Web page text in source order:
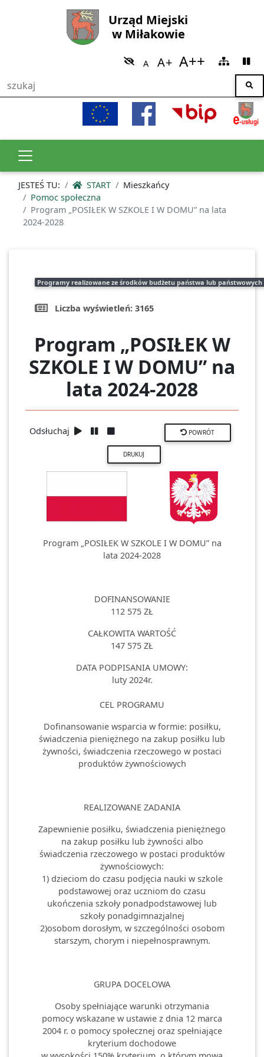
Urząd Miejski
w Miłakowie
JESTEŚ TU: START
Mieszkańcy
Pomoc społeczna
Program „POSIŁEK W SZKOLE I W DOMU” na lata
2024-2028
Programy realizowane ze środków budżetu państwa lub państwowych
Liczba wyświetleń: 3165
Program „POSIŁEK W
SZKOLE I W DOMU” na
lata 2024-2028
Odsłuchaj POWRÓT
Program „POSIŁEK W SZKOLE I W DOMU” na
lata 2024-2028
DOFINANSOWANIE
112 575 ZŁ
CAŁKOWITA WARTOŚĆ
147 575 ZŁ
DATA PODPISANIA UMOWY:
luty 2024r.
CEL PROGRAMU
Dofinansowanie wsparcia w formie: posiłku,
świadczenia pieniężnego na zakup posiłku lub
żywności, świadczenia rzeczowego w postaci
produktów żywnościowych
REALIZOWANE ZADANIA
Zapewnienie posiłku, świadczenia pieniężnego
na zakup posiłku lub żywności albo
świadczenia rzeczowego w postaci produktów
żywnościowych:
1) dzieciom do czasu podjęcia nauki w szkole
podstawowej oraz uczniom do czasu
ukończenia szkoły ponadpodstawowej lub
szkoły ponadgimnazjalnej
2)osobom dorosłym, w szczególności osobom
starszym, chorym i niepełnosprawnym.
GRUPA DOCELOWA
Osoby spełniające warunki otrzymania
pomocy wskazane w ustawie z dnia 12 marca
2004 r. o pomocy społecznej oraz spełniające
kryterium dochodowe